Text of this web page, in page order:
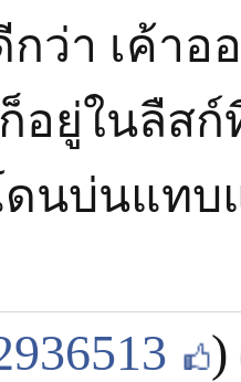
ว่า เค้าอ
อยู่ในลืส
นบ่นแทบ
)